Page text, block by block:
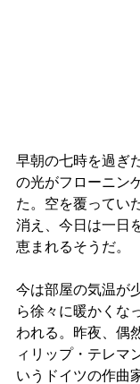
早朝の七時を過ぎ
の光がフローニン
た。空を覆ってい
消え、今日は一日
恵まれるそうだ。
今は部屋の気温が
ら徐々に暖かくな
われる。昨夜、偶
ィリップ・テレマ
いうドイツの作曲